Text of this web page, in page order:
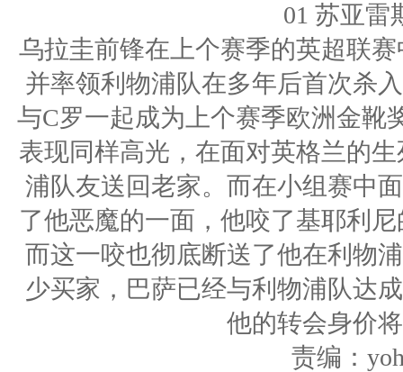
01 苏亚雷
乌拉圭前锋在上个赛季的英超联
并率领利物浦队在多年后首次杀
与C罗一起成为上个赛季欧洲金靴
表现同样高光，在面对英格兰的
浦队友送回老家。而在小组赛中
了他恶魔的一面，他咬了基耶利
而这一咬也彻底断送了他在利物
少买家，巴萨已经与利物浦队达
他的转会身价
责编：